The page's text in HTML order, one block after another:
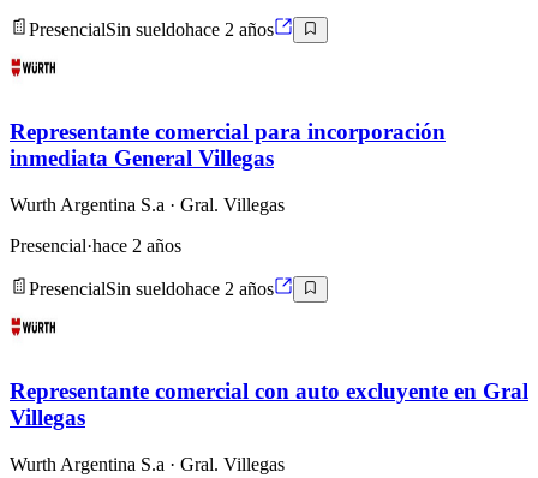
PresencialSin sueldohace 2 años
Representante comercial para incorporación
inmediata General Villegas
Wurth Argentina S.a · Gral. Villegas
Presencial·hace 2 años
PresencialSin sueldohace 2 años
Representante comercial con auto excluyente en Gral
Villegas
Wurth Argentina S.a · Gral. Villegas